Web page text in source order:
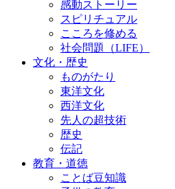
感動ストーリー
スピリチュアル
こころを修める
社会問題（LIFE）
文化・歴史
ものがたり
東洋文化
西洋文化
先人の超技術
歴史
伝記
教育・道徳
ことば豆知識